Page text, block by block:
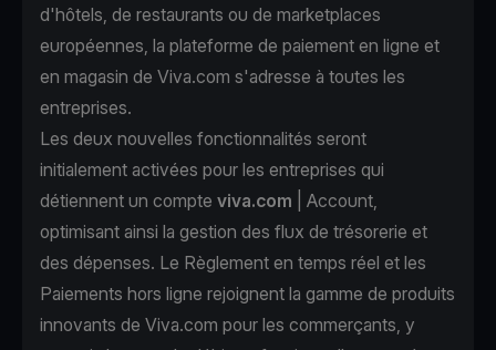
d'hôtels, de restaurants ou de marketplaces
européennes, la plateforme de paiement en ligne et
en magasin de Viva.com s'adresse à toutes les
entreprises.
Les deux nouvelles fonctionnalités seront
initialement activées pour les entreprises qui
détiennent un compte viva.com | Account,
optimisant ainsi la gestion des flux de trésorerie et
des dépenses. Le Règlement en temps réel et les
Paiements hors ligne rejoignent la gamme de produits
innovants de Viva.com pour les commerçants, y